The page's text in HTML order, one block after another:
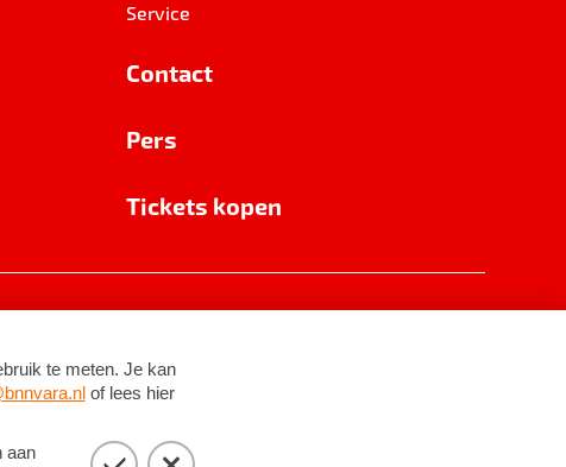
Service
Contact
Pers
Tickets kopen